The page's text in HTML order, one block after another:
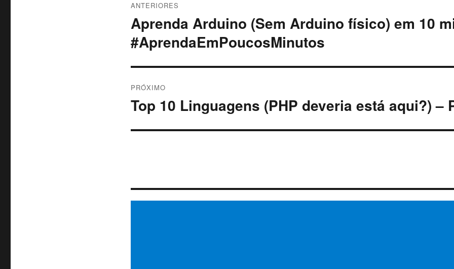
de
Post
ANTERIORES
Post
anterior:
Aprenda Arduino (Sem Arduino físico) em 10
#AprendaEmPoucosMinutos
PRÓXIMO
Próximo
Top 10 Linguagens (PHP deveria está aqui?) –